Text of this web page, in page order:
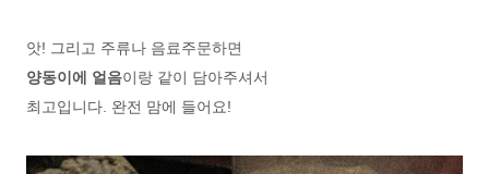
앗! 그리고 주류나 음료주문하면
양동이에 얼음이랑 같이 담아주셔서
최고입니다. 완전 맘에 들어요!